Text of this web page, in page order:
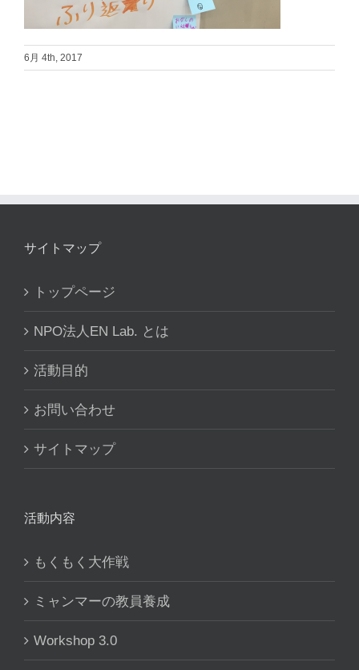
6月 4th, 2017
サイトマップ
トップページ
NPO法人EN Lab. とは
活動目的
お問い合わせ
サイトマップ
活動内容
もくもく大作戦
ミャンマーの教員養成
Workshop 3.0